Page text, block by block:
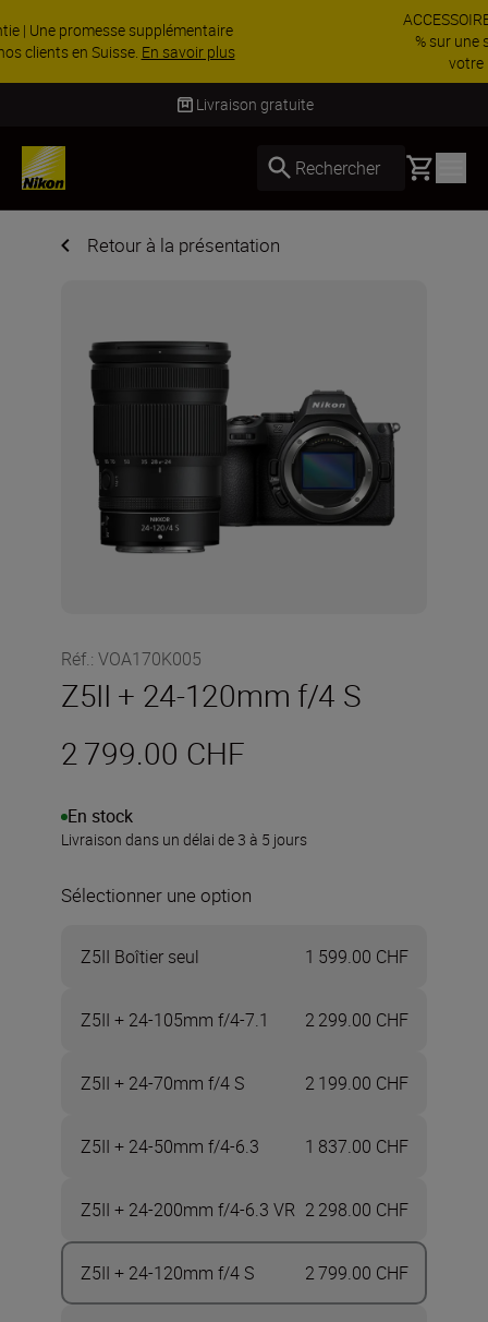
ACCESSOIRES EN PROMOTION | Économisez 15
% sur une sélection d’accessoires, complétez
votre kit dès ...Acheter maintenant
Livraison sous 4 à 6 jours
Rechercher Basket
Retour à la présentation
Réf.: VOA170K005
Z5II + 24-120mm f/4 S
2 799.00 CHF
En stock
Livraison dans un délai de 3 à 5 jours
Sélectionner une option
Z5II Boîtier seul 1 599.00 CHF
Z5II + 24-105mm f/4-7.1 2 299.00 CHF
Z5II + 24-70mm f/4 S 2 199.00 CHF
Z5II + 24-50mm f/4-6.3 1 837.00 CHF
Z5II + 24-200mm f/4-6.3 VR 2 298.00 CHF
Z5II + 24-120mm f/4 S 2 799.00 CHF